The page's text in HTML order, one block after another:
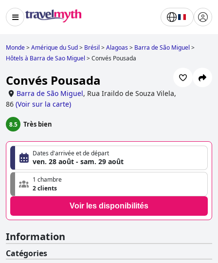
Monde>Amérique du Sud> Brésil >Alagoas> Barra de São Miguel >
Hôtels à Barra de Sao Miguel >Convés Pousada
Convés Pousada
Barra de São Miguel, Rua Iraildo de Souza Vilela,
86 (Voir sur la carte)
8.5 Très bien
Dates d'arrivée et de départ
ven. 28 août - sam. 29 août
1 chambre
2 clients
Voir les disponibilités
Information
Catégories